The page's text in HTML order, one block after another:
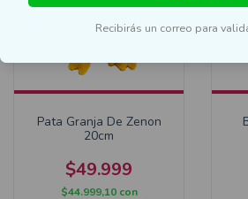
Pata Granja De Zenon
20cm
$49.999
$44.999,10 con
Recibirás un correo para